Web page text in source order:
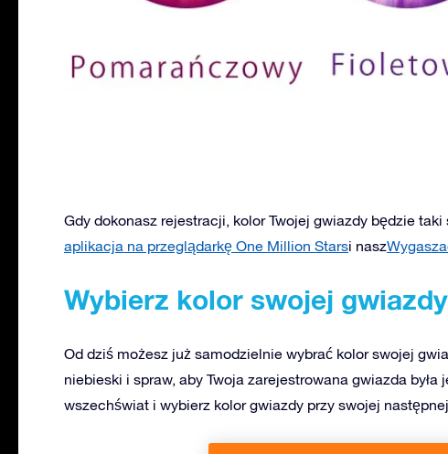
Gdy dokonasz rejestracji, kolor Twojej gwiazdy będzie
aplikacja na przeglądarkę One Million Starsi nasz
Wybierz kolor swojej
Od dziś możesz już samodzielnie wybrać kolor swojej
niebieski i spraw, aby Twoja zarejestrowana gwiazda
wszechświat i wybierz kolor gwiazdy przy swojej